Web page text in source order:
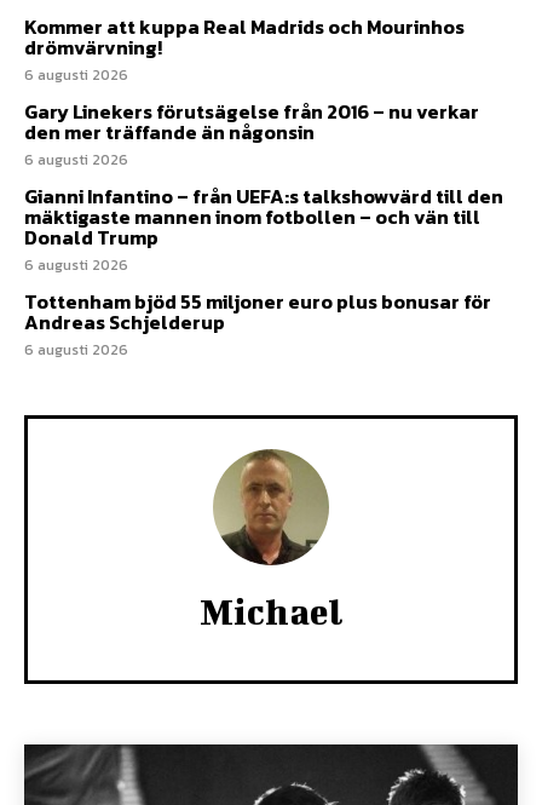
Kommer att kuppa Real Madrids och Mourinhos
drömvärvning!
6 augusti 2026
Gary Linekers förutsägelse från 2016 – nu verkar
den mer träffande än någonsin
6 augusti 2026
Gianni Infantino – från UEFA:s talkshowvärd till den
mäktigaste mannen inom fotbollen – och vän till
Donald Trump
6 augusti 2026
Tottenham bjöd 55 miljoner euro plus bonusar för
Andreas Schjelderup
6 augusti 2026
Michael